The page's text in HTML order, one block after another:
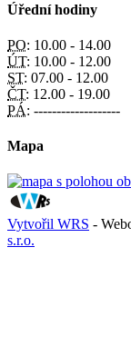
Úřední hodiny
PO: 10.00 - 14.00
ÚT: 10.00 - 12.00
ST: 07.00 - 12.00
ČT: 12.00 - 19.00
PÁ: -------------------
Mapa
Vytvořil WRS -
s.r.o.